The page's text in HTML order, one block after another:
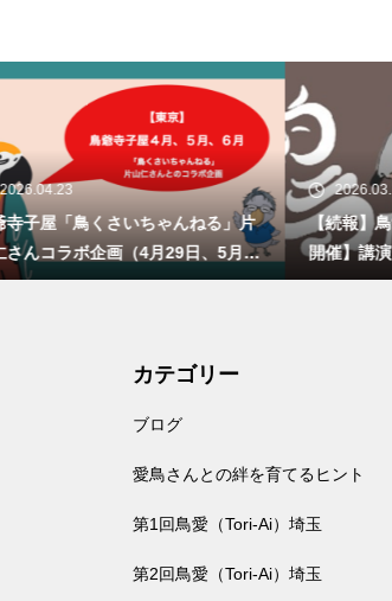
2026.03.18
【続報】鳥愛（Tori-Ai）第2回【埼玉
開催】講演内容のご案内
ら
カテゴリー
ブログ
愛鳥さんとの絆を育てるヒント
第1回鳥愛（Tori-Ai）埼玉
第2回鳥愛（Tori-Ai）埼玉